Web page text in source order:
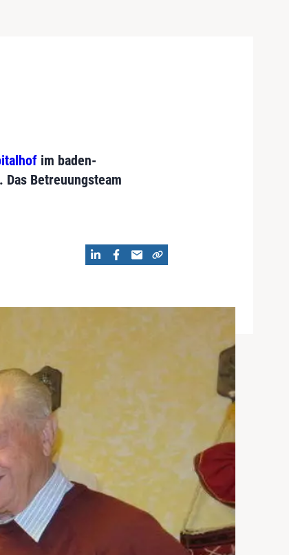
im baden-
Betreuungsteam